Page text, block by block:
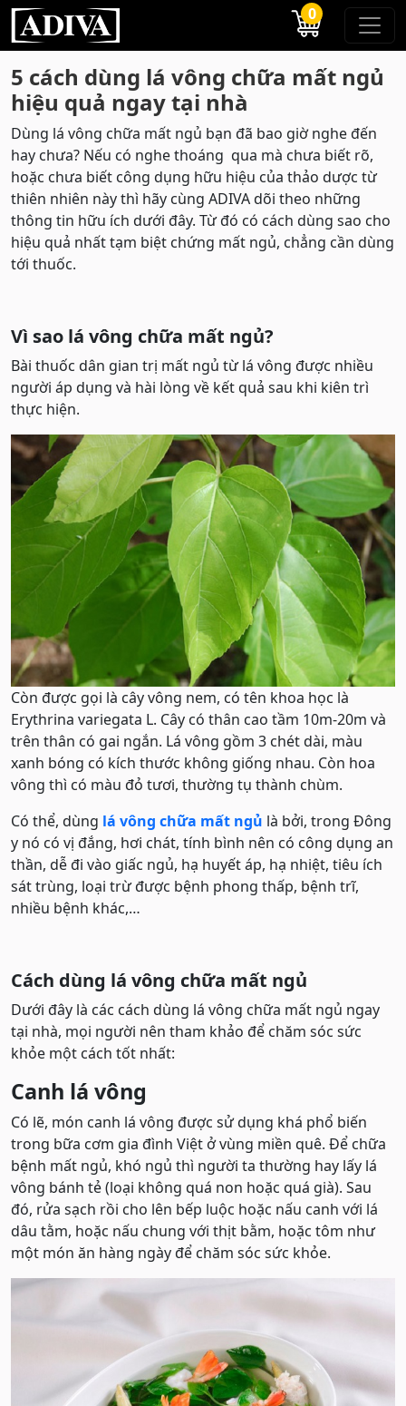
0
5 cách dùng lá vông chữa mất ngủ
hiệu quả ngay tại nhà
Dùng lá vông chữa mất ngủ bạn đã bao giờ nghe đến
hay chưa? Nếu có nghe thoáng qua mà chưa biết rõ,
hoặc chưa biết công dụng hữu hiệu của thảo dược từ
thiên nhiên này thì hãy cùng ADIVA dõi theo những
thông tin hữu ích dưới đây. Từ đó có cách dùng sao cho
hiệu quả nhất tạm biệt chứng mất ngủ, chẳng cần dùng
tới thuốc.
Vì sao lá vông chữa mất ngủ?
Bài thuốc dân gian trị mất ngủ từ lá vông được nhiều
người áp dụng và hài lòng về kết quả sau khi kiên trì
thực hiện.
Còn được gọi là cây vông nem, có tên khoa học là
Erythrina variegata L. Cây có thân cao tầm 10m-20m và
trên thân có gai ngắn. Lá vông gồm 3 chét dài, màu
xanh bóng có kích thước không giống nhau. Còn hoa
vông thì có màu đỏ tươi, thường tụ thành chùm.
Có thể, dùng lá vông chữa mất ngủ là bởi, trong Đông
y nó có vị đắng, hơi chát, tính bình nên có công dụng an
thần, dễ đi vào giấc ngủ, hạ huyết áp, hạ nhiệt, tiêu ích
sát trùng, loại trừ được bệnh phong thấp, bệnh trĩ,
nhiều bệnh khác,…
Cách dùng lá vông chữa mất ngủ
Dưới đây là các cách dùng lá vông chữa mất ngủ ngay
tại nhà, mọi người nên tham khảo để chăm sóc sức
khỏe một cách tốt nhất:
Canh lá vông
Có lẽ, món canh lá vông được sử dụng khá phổ biến
trong bữa cơm gia đình Việt ở vùng miền quê. Để chữa
bệnh mất ngủ, khó ngủ thì người ta thường hay lấy lá
vông bánh tẻ (loại không quá non hoặc quá già). Sau
đó, rửa sạch rồi cho lên bếp luộc hoặc nấu canh với lá
dâu tằm, hoặc nấu chung với thịt bằm, hoặc tôm như
một món ăn hàng ngày để chăm sóc sức khỏe.